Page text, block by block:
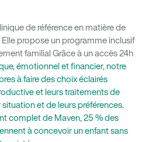
de référence en matière de
propose un programme inclusif
familial Grâce à un accès 24h
émotionnel et financier, notre
à faire des choix éclairés
et leurs traitements de
et de leurs préférences.
complet de Maven, 25 % des
à concevoir un enfant sans